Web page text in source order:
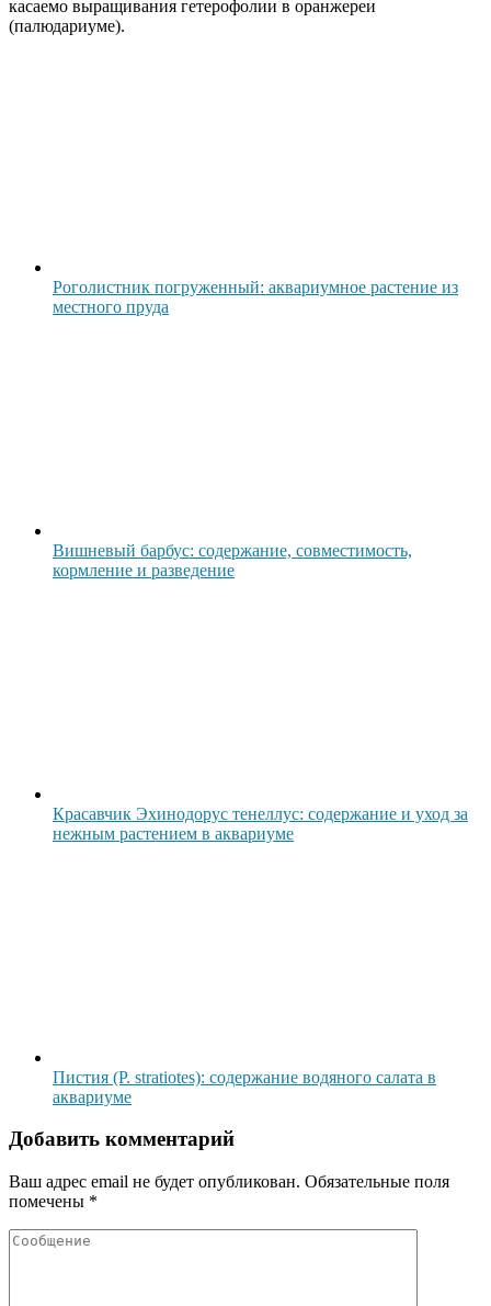
касаемо выращивания гетерофолии в оранжереи
(палюдариуме).
Роголистник погруженный: аквариумное растение из
местного пруда
Вишневый барбус: содержание, совместимость,
кормление и разведение
Красавчик Эхинодорус тенеллус: содержание и уход за
нежным растением в аквариуме
Пистия (P. stratiotes): содержание водяного салата в
аквариуме
Добавить комментарий
Ваш адрес email не будет опубликован. Обязательные поля
помечены *